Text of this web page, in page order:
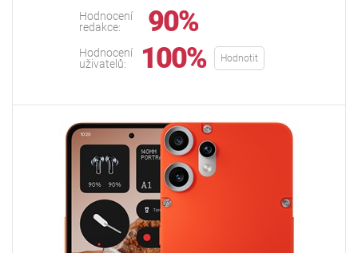
Hodnocení
redakce:
90%
Hodnocení
uživatelů:
100% Hodnotit